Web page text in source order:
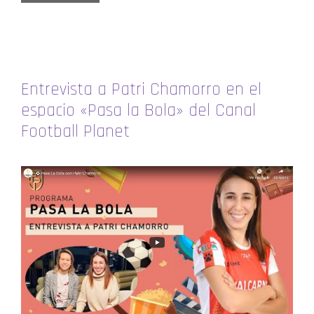
Entrevista a Patri Chamorro en el
espacio «Pasa la Bola» del Canal
Football Planet